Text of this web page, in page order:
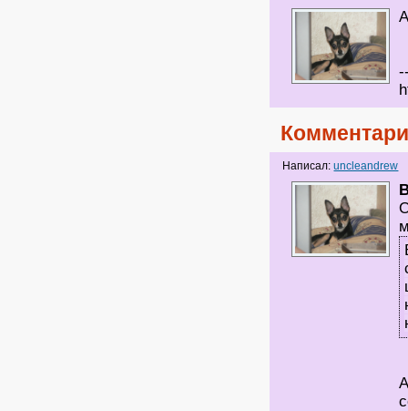
Написал:uncleandrew